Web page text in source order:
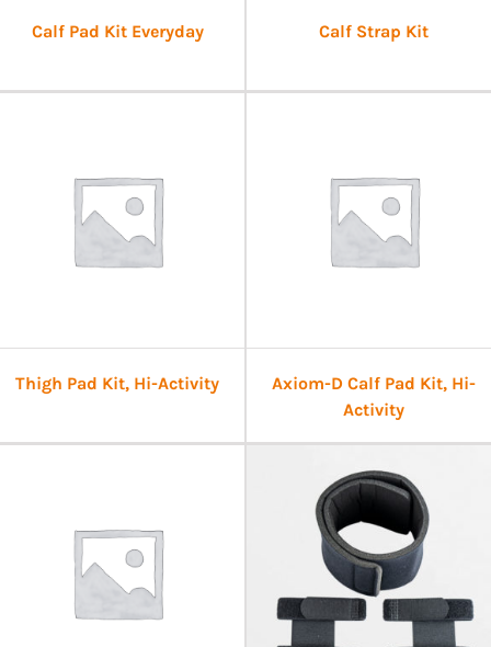
Calf Pad Kit Everyday Calf Strap Kit
Thigh Pad Kit, Hi-Activity
Axiom-D Calf Pad Kit, Hi-
Activity